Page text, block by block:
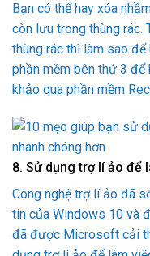
Bạn có thể hay xóa
còn lưu trong thùng rác.
thùng rác thì làm sao
phần mềm bên thứ 3 để
khảo qua phần mềm
8. Sử dụng trợ lí ảo để
Công nghệ trợ lí ảo đã
tin của Windows 10 và
đã được Microsoft cải